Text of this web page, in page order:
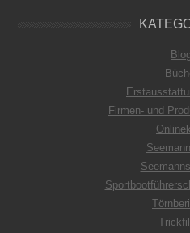
Blog
Firmen- und